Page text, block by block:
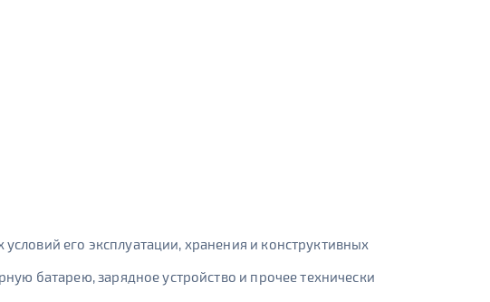
его эксплуатации, хранения и конструктивных
батарею, зарядное устройство и прочее технически